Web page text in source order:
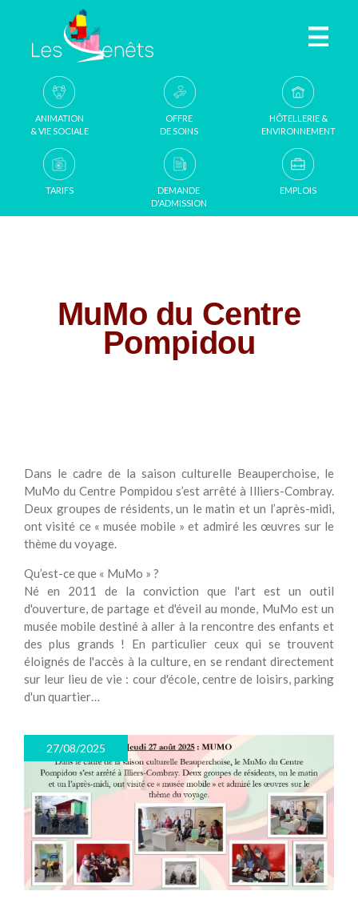
Aller au contenu principal
ANIMATION
& VIE SOCIALE
OFFRE
DE SOINS
HÔTELLERIE &
ENVIRONNEMENT
TARIFS
DEMANDE
D'ADMISSION
EMPLOIS
MuMo du Centre
Pompidou
Dans le cadre de la saison culturelle Beauperchoise, le
MuMo du Centre Pompidou s’est arrêté à Illiers-Combray.
Deux groupes de résidents, un le matin et un l’après-midi,
ont visité ce « musée mobile » et admiré les œuvres sur le
thème du voyage.
Qu’est-ce que « MuMo » ?
Né en 2011 de la conviction que l'art est un outil
d'ouverture, de partage et d'éveil au monde, MuMo est un
musée mobile destiné à aller à la rencontre des enfants et
des plus grands ! En particulier ceux qui se trouvent
éloignés de l'accès à la culture, en se rendant directement
sur leur lieu de vie : cour d'école, centre de loisirs, parking
d'un quartier…
27/08/2025